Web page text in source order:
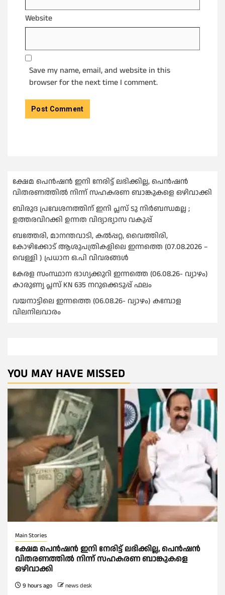
Website
Save my name, email, and website in this
browser for the next time I comment.
ക്ഷേമ പെൻഷൻ ഇനി നേരിട്ട് ലഭിക്കില്ല, പെൻഷൻ
വിതരണത്തില്‍ നിന്ന് സഹകരണ ബാങ്കുകളെ ഒഴിവാക്കി
ബിരുദ പ്രവേശനത്തിന് ഇനി പ്ലസ് ടു നിര്‍ബന്ധമല്ല ;
ഉത്തരവിറക്കി ഉന്നത വിദ്യാഭ്യാസ വകുപ്പ്
ബത്തേരി, മാനന്തവാടി, കൽപ്പറ്റ, വൈത്തിരി,
കോഴിക്കോട് ആശുപത്രികളിലെ ഇന്നത്തെ (07.08.2026 –
വെള്ളി ) പ്രധാന ഒ.പി വിവരങ്ങൾ
കേരള സംസ്ഥാന ഭാഗ്യക്കുറി ഇന്നത്തെ (06.08.26- വ്യാഴം)
കാരുണ്യ പ്ലസ് KN 635 നറുക്കെടുപ്പ് ഫലം
വയനാട്ടിലെ ഇന്നത്തെ (06.08.26- വ്യാഴം) കമ്പോള
വിലനിലവാരം
YOU MAY HAVE MISSED
Main Stories
ക്ഷേമ പെൻഷൻ ഇനി നേരിട്ട് ലഭിക്കില്ല, പെൻഷൻ
വിതരണത്തില്‍ നിന്ന് സഹകരണ ബാങ്കുകളെ
ഒഴിവാക്കി
9 hours ago news desk